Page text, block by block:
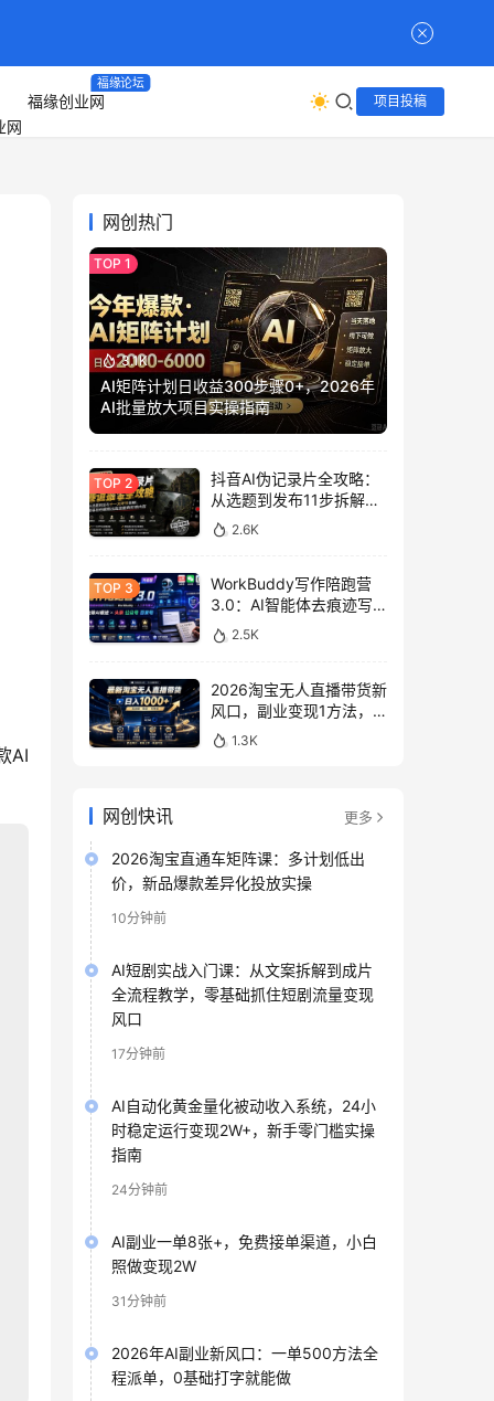
福缘创业网
福缘论坛
项目投稿
AI
网创热门
3.1K
AI矩阵计划日收益300步骤0+，2026年
AI批量放大项目实操指南
抖音AI伪记录片全攻略：
从选题到发布11步拆解，
零基础做出高流量真实感
内容
2.6K
WorkBuddy写作陪跑营
3.0：AI智能体去痕迹写
作，头条公众号百家号变
现
2.5K
2026淘宝无人直播带货新
风口，副业变现1方法，
无违规稳定可长期操作
1.3K
网创快讯 更多
2026淘宝直通车矩阵课：多计划低出
价，新品爆款差异化投放实操
10分钟前
AI短剧实战入门课：从文案拆解到成片
全流程教学，零基础抓住短剧流量变现
风口
17分钟前
AI自动化黄金量化被动收入系统，24小
时稳定运行变现2W+，新手零门槛实操
指南
24分钟前
AI副业一单8张+，免费接单渠道，小白
照做变现2W
31分钟前
2026年AI副业新风口：一单500方法全
程派单，0基础打字就能做